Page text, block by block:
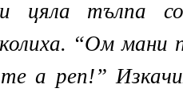
цяла тълпа
“Ом
a pen!”